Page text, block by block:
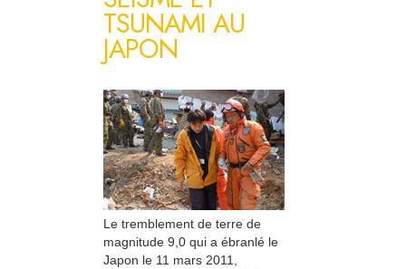
TSUNAMI AU
JAPON
Le tremblement de terre de
magnitude 9,0 qui a ébranlé le
Japon le 11 mars 2011,